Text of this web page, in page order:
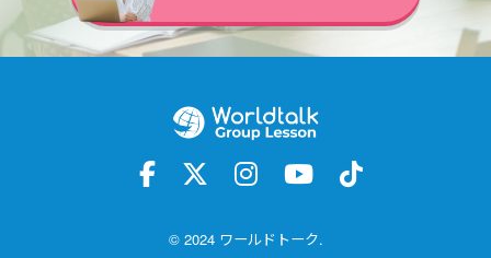
© 2024 ワールドトーク.